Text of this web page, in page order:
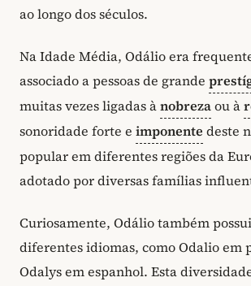
ao longo dos séculos.
Na Idade Média, Odálio era
associado a pessoas de grande
muitas vezes ligadas ànobrezaou à
sonoridade forte e imponente deste
popular em diferentes regiões da
adotado por diversas famílias
Curiosamente, Odálio também
diferentes idiomas, como Odalio em
Odalys em espanhol. Esta